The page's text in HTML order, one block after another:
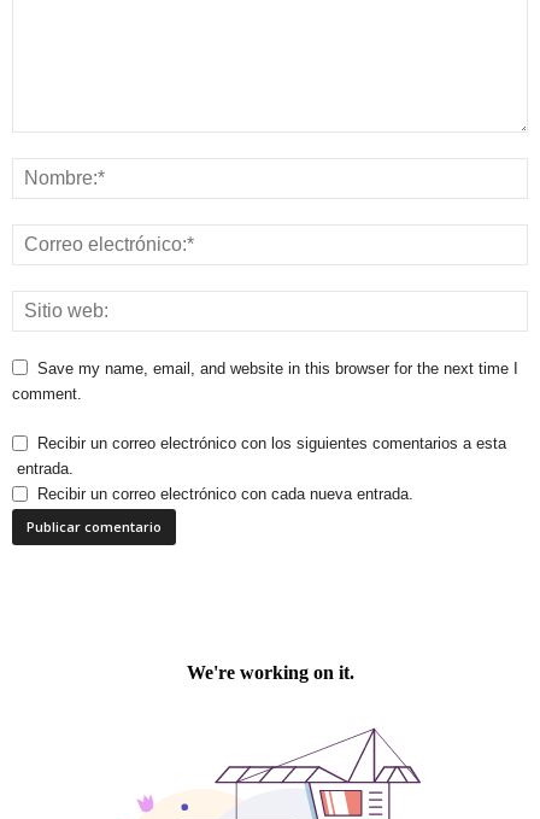
Save my name, email, and website in this browser for the next time I
comment.
Recibir un correo electrónico con los siguientes comentarios a esta
entrada.
Recibir un correo electrónico con cada nueva entrada.